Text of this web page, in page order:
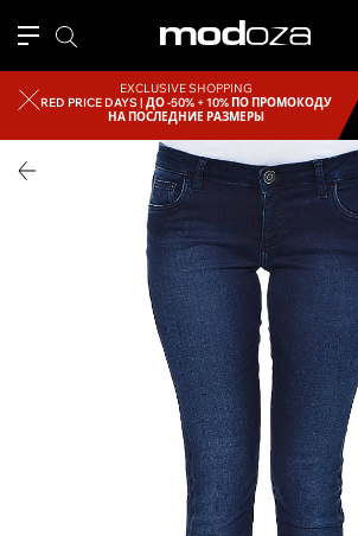
EXCLUSIVE SHOPPING
RED PRICE DAYS |ДО -50% + 10% ПО ПРОМОКОДУ
НА ПОСЛЕДНИЕ РАЗМЕРЫ